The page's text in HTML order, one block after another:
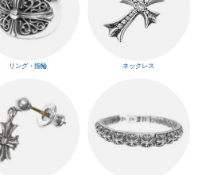
リング・指輪 ネックレス